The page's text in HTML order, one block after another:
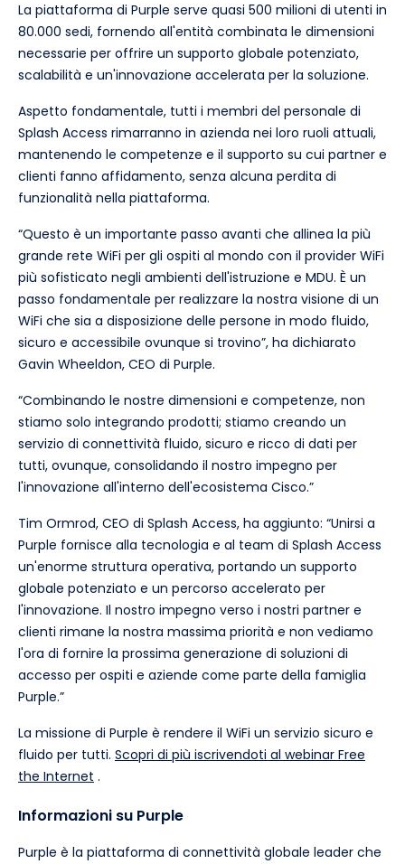
La piattaforma di Purple serve quasi 500 milioni di utenti in
80.000 sedi, fornendo all'entità combinata le dimensioni
necessarie per offrire un supporto globale potenziato,
scalabilità e un'innovazione accelerata per la soluzione.
Aspetto fondamentale, tutti i membri del personale di
Splash Access rimarranno in azienda nei loro ruoli attuali,
mantenendo le competenze e il supporto su cui partner e
clienti fanno affidamento, senza alcuna perdita di
funzionalità nella piattaforma.
“Questo è un importante passo avanti che allinea la più
grande rete WiFi per gli ospiti al mondo con il provider WiFi
più sofisticato negli ambienti dell'istruzione e MDU. È un
passo fondamentale per realizzare la nostra visione di un
WiFi che sia a disposizione delle persone in modo fluido,
sicuro e accessibile ovunque si trovino”, ha dichiarato
Gavin Wheeldon, CEO di Purple.
“Combinando le nostre dimensioni e competenze, non
stiamo solo integrando prodotti; stiamo creando un
servizio di connettività fluido, sicuro e ricco di dati per
tutti, ovunque, consolidando il nostro impegno per
l'innovazione all'interno dell'ecosistema Cisco.”
Tim Ormrod, CEO di Splash Access, ha aggiunto: “Unirsi a
Purple fornisce alla tecnologia e al team di Splash Access
un'enorme struttura operativa, portando un supporto
globale potenziato e un percorso accelerato per
l'innovazione. Il nostro impegno verso i nostri partner e
clienti rimane la nostra massima priorità e non vediamo
l'ora di fornire la prossima generazione di soluzioni di
accesso per ospiti e aziende come parte della famiglia
Purple.”
La missione di Purple è rendere il WiFi un servizio sicuro e
fluido per tutti. Scopri di più iscrivendoti al webinar Free
the Internet .
Informazioni su Purple
Purple è la piattaforma di connettività globale leader che